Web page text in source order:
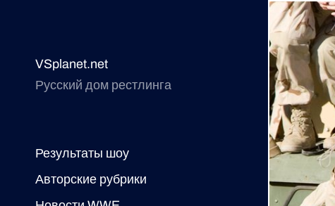
VSplanet.net
Русский дом рестлинга
Результаты шоу
Авторские рубрики